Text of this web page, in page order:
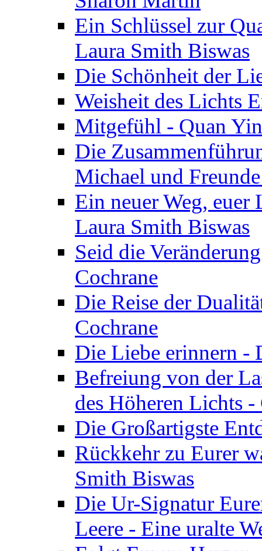
Ein Schlüssel zur
Laura Smith Biswas
Die Schönheit der
Weisheit des Lichts
Mitgefühl - Quan
Die
Michael und
Ein neuer Weg, euer
Laura Smith Biswas
Seid die
Cochrane
Die Reise der
Cochrane
Die Liebe erinnern -
Befreiung von der
des Höheren Lichts
Die Großartigste
Rückkehr zu Eurer
Smith Biswas
Die Ur-Signatur
Leere - Eine uralte